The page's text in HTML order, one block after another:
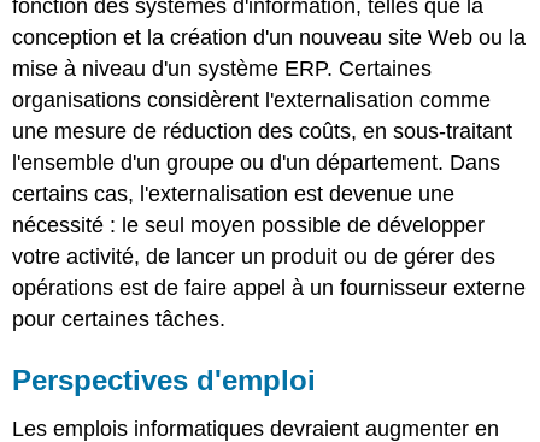
fonction des systèmes d'information, telles que la
conception et la création d'un nouveau site Web ou la
mise à niveau d'un système ERP. Certaines
organisations considèrent l'externalisation comme
une mesure de réduction des coûts, en sous-traitant
l'ensemble d'un groupe ou d'un département. Dans
certains cas, l'externalisation est devenue une
nécessité : le seul moyen possible de développer
votre activité, de lancer un produit ou de gérer des
opérations est de faire appel à un fournisseur externe
pour certaines tâches.
Perspectives d'emploi
Les emplois informatiques devraient augmenter en